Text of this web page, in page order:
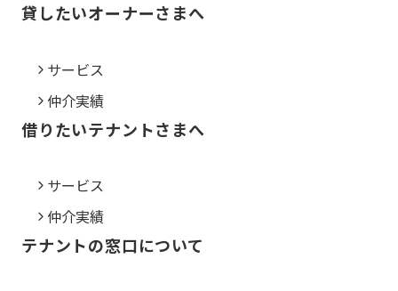
貸したいオーナーさまへ
サービス
仲介実績
借りたいテナントさまへ
サービス
仲介実績
テナントの窓口について